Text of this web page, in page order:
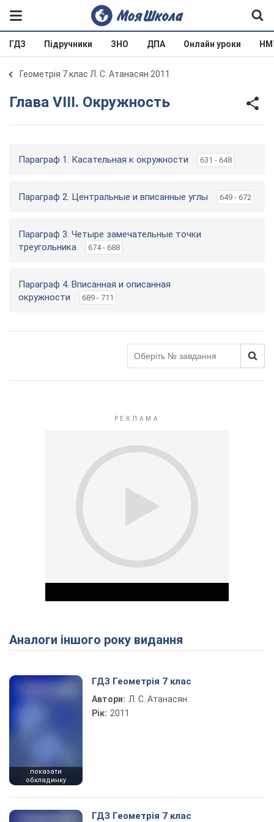
ГДЗ Підручники ЗНО ДПА Онлайн уроки
Геометрія 7 клас Л. С. Атанасян 2011
Глава VIII. Окружность
Параграф 1. Касательная к окружности 631 - 648
Параграф 2. Центральные и вписанные углы 649 - 672
Параграф 3. Четыре замечательные точки
треугольника
674 - 688
Параграф 4. Вписанная и описанная
окружности
689 - 711
Play Video
Аналоги іншого року видання
показати
обкладинку
ГДЗ Геометрія 7 клас
Автори: Л. С. Атанасян
Рік: 2011
ГДЗ Геометрія 7 клас